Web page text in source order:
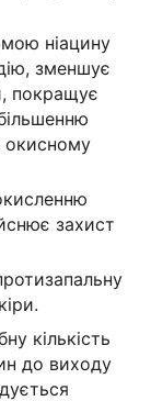
ніацину
зменшує
покращує
окисному
захист
кількість
до виходу